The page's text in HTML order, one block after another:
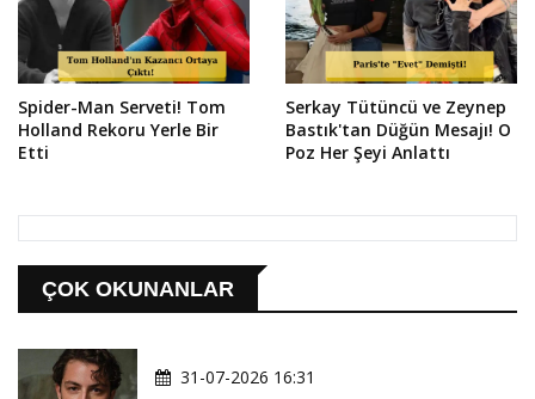
Spider-Man Serveti! Tom
Holland Rekoru Yerle Bir
Etti
Serkay Tütüncü ve Zeynep
Bastık'tan Düğün Mesajı! O
Poz Her Şeyi Anlattı
ÇOK OKUNANLAR
31-07-2026 16:31